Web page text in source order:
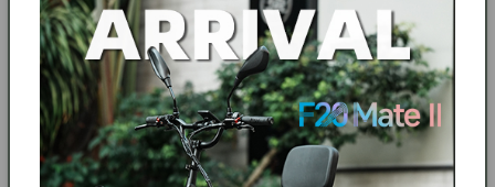
135 Reviews
€ 689,00 € 1.099,00
MEER INFORMATIE